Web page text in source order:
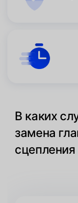
В каких
замена
сцепления